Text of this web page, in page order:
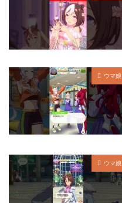
ウマ娘
ウマ娘